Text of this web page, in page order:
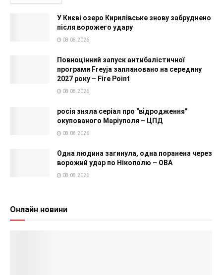
У Києві озеро Кирилівське знову забруднено
після ворожего удару
08.08.2026
Повноцінний запуск антибалістичної
програми Freyja заплановано на середину
2027 року – Fire Point
08.08.2026
росія зняла серіал про "відродження"
окупованого Маріуполя – ЦПД
08.08.2026
Одна людина загинула, одна поранена через
ворожий удар по Нікополю – ОВА
08.08.2026
Онлайн новини